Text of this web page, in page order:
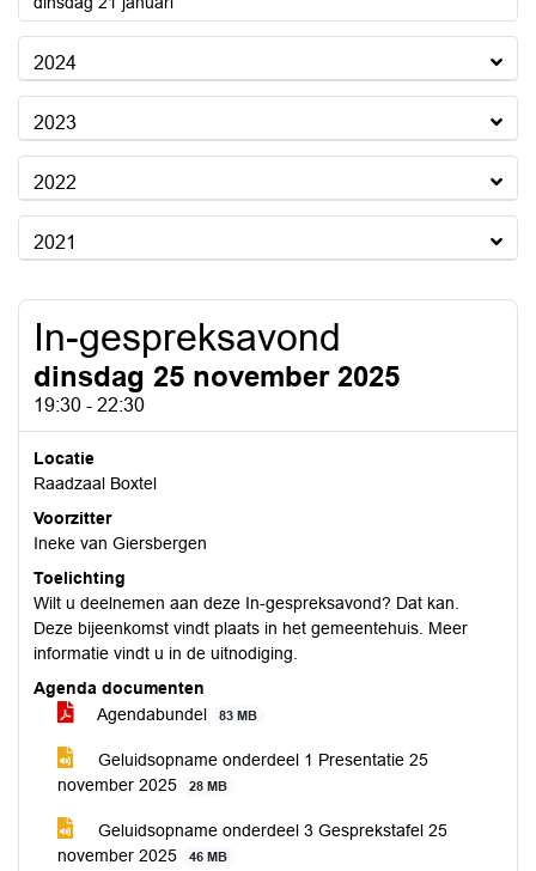
2024
2023
2022
2021
In-gespreksavond
dinsdag 25 november 2025
19:30 - 22:30
Locatie
Raadzaal Boxtel
Voorzitter
Ineke van Giersbergen
Toelichting
Wilt u deelnemen aan deze In-gespreksavond? Dat kan.
Deze bijeenkomst vindt plaats in het gemeentehuis. Meer
informatie vindt u in de uitnodiging.
Agenda documenten
Agendabundel
83 MB
Geluidsopname onderdeel 1 Presentatie 25
november 2025
28 MB
Geluidsopname onderdeel 3 Gesprekstafel 25
november 2025
46 MB